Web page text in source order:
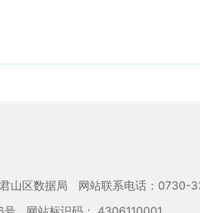
山区数据局
网站联系电话：0730-